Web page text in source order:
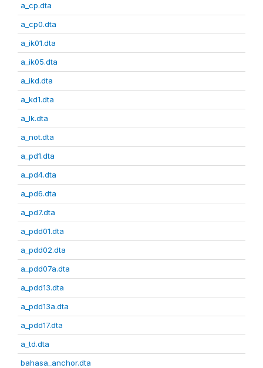
a_cp.dta
a_cp0.dta
a_ik01.dta
a_ik05.dta
a_ikd.dta
a_kd1.dta
a_lk.dta
a_not.dta
a_pd1.dta
a_pd4.dta
a_pd6.dta
a_pd7.dta
a_pdd01.dta
a_pdd02.dta
a_pdd07a.dta
a_pdd13.dta
a_pdd13a.dta
a_pdd17.dta
a_td.dta
bahasa_anchor.dta